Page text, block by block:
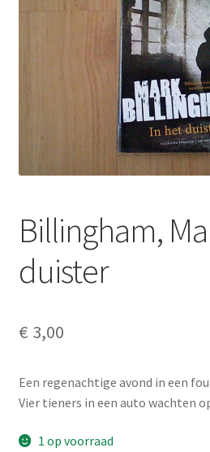
Billingham,
duister
€ 3,00
Een regenachtige avond in een
Vier tieners in een auto wachten
1 op voorraad